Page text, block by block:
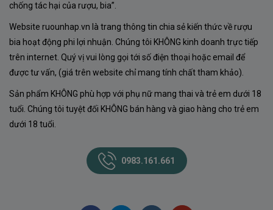
chống tác hại của rượu, bia”.
Website ruounhap.vn là trang thông tin chia sẻ kiến thức về rượu
bia hoạt động phi lợi nhuận. Chúng tôi KHÔNG kinh doanh trực tiếp
trên internet. Quý vị vui lòng gọi tới số điện thoại hoặc email để
được tư vấn, (giá trên website chỉ mang tính chất tham khảo).
Sản phẩm KHÔNG phù hợp với phụ nữ mang thai và trẻ em dưới 18
tuổi. Chúng tôi tuyệt đối KHÔNG bán hàng và giao hàng cho trẻ em
dưới 18 tuổi.
0983.161.661